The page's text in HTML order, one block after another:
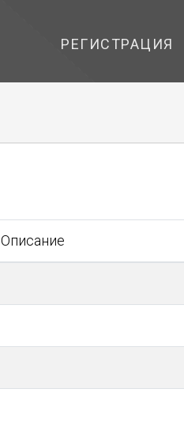
РЕГИСТРАЦИЯ
Описание